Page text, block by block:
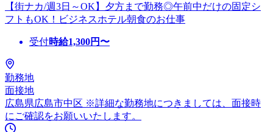
【街ナカ/週3日～OK】夕方まで勤務◎午前中だけの固定シ
フトもOK！ビジネスホテル朝食のお仕事
受付時給1,300円〜
勤務地
面接地
広島県広島市中区 ※詳細な勤務地につきましては、面接時
にご確認をお願いいたします。